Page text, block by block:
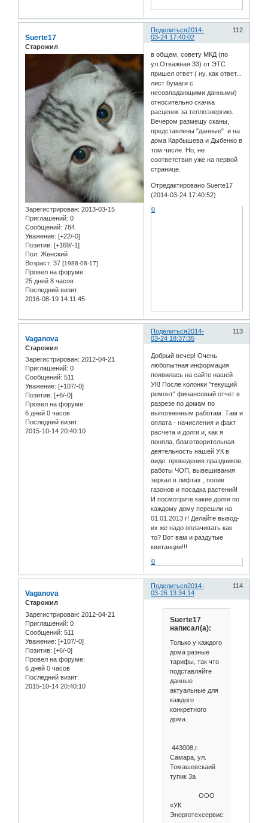
Поделиться 112
2014-
03-24 17:40:02
Suerte17
Старожил
Зарегистрирован: 2013-03-15
Приглашений: 0
Сообщений: 784
Уважение: [+22/-0]
Позитив: [+169/-1]
Пол: Женский
Возраст: 37 [1988-08-17]
Провел на форуме:
25 дней 8 часов
Последний визит:
2016-08-19 14:11:45
в общем, совету МКД (по
ул.Отважная 33) от ЭТС
пришел ответ ( ну, как ответ...
лист бумаги с
несовпадающими данными)
относительно скачка
расценок за теплоэнергию.
Вечером размещу сканы,
представлены "данные" и на
дома Карбышева и Дыбенко в
том числе. Но, не
соответствия уже на первой
странице.
Отредактировано Suerte17
(2014-03-24 17:40:52)
0
Поделиться 113
2014-
03-24 18:37:35
Vaganova
Старожил
Зарегистрирован: 2012-04-21
Приглашений: 0
Сообщений: 511
Уважение: [+107/-0]
Позитив: [+6/-0]
Провел на форуме:
6 дней 0 часов
Последний визит:
2015-10-14 20:40:10
Добрый вечер! Очень
любопытная информация
появилась на сайте нашей
УК! После колонки "текущий
ремонт" финансовый отчет в
разрезе по домам по
выполненным работам. Там и
оплата - начисления и факт
расчета и долги и, как я
поняла, благотворительная
деятельность нашей УК в
виде: проведения праздников,
работы ЧОП, вывешивания
зеркал в лифтах , полив
газонов и посадка растений!
И посмотрите какие долги по
каждому дому перешли на
01.01.2013 г! Делайте вывод-
их же надо оплачивать как
то? Вот вам и раздутые
квитанции!!!
0
Поделиться 114
2014-
03-26 13:34:14
Vaganova
Старожил
Зарегистрирован: 2012-04-21
Приглашений: 0
Сообщений: 511
Уважение: [+107/-0]
Позитив: [+6/-0]
Провел на форуме:
6 дней 0 часов
Последний визит:
2015-10-14 20:40:10
Suerte17
написал(а):
Только у каждого
дома разные
тарифы, так что
подставляйте
данные
актуальные для
каждого
конкретного
дома.
443008,г.
Самара, ул.
Томашевскаий
тупик 3а
ООО
«УК
Энерготехсервис»